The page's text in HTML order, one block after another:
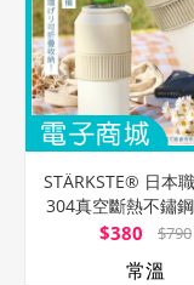
STÄRKSTE® 日本
304真空斷熱不鏽
冷罐
$380 $790
常溫